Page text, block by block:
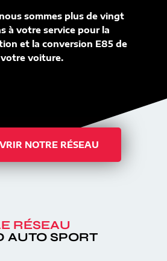
sommes plus de vingt
à votre service pour la
et la conversion E85 de
votre voiture.
NOTRE RÉSEAU
RÉSEAU
AUTO SPORT